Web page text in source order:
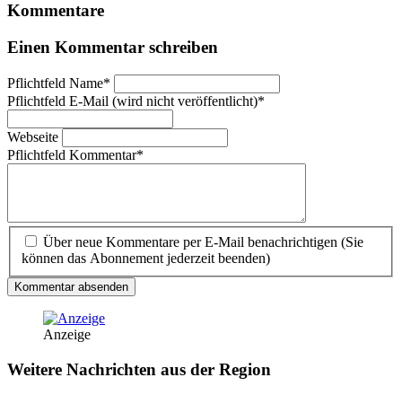
Kommentare
Einen Kommentar schreiben
Pflichtfeld Name*
Pflichtfeld E-Mail (wird nicht veröffentlicht)*
Webseite
Pflichtfeld Kommentar*
Über neue Kommentare per E-Mail benachrichtigen (Sie
können das Abonnement jederzeit beenden)
Kommentar absenden
Anzeige
Weitere Nachrichten aus der Region